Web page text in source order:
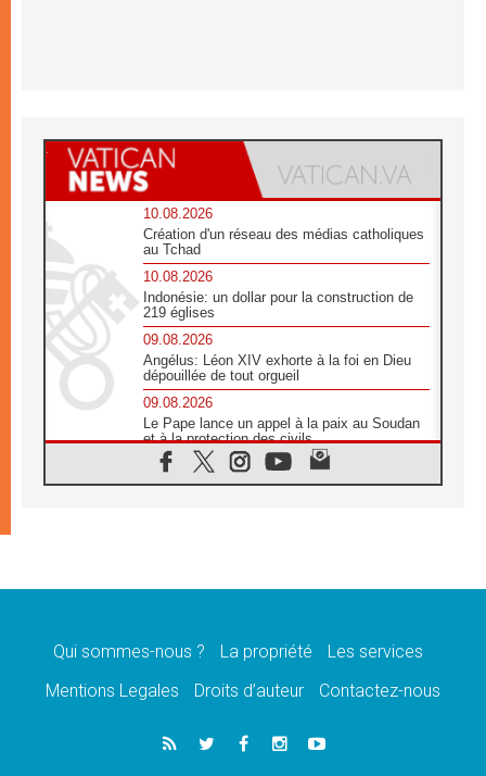
10.08.2026
Création d'un réseau des médias catholiques
au Tchad
10.08.2026
Indonésie: un dollar pour la construction de
219 églises
09.08.2026
Angélus: Léon XIV exhorte à la foi en Dieu
dépouillée de tout orgueil
09.08.2026
Le Pape lance un appel à la paix au Soudan
et à la protection des civils
09.08.2026
Déclaration d'Addis-Abeba du SCEAM sur
08.08.2026
08.08.2026
la victoire de l'amour sur la mort
«Relancer l'empathie», le projet Triennal d'art
des Universités catholiques
Qui sommes-nous ? La propriété
Les services
Mentions Legales
Droits d’auteur Contactez-nous